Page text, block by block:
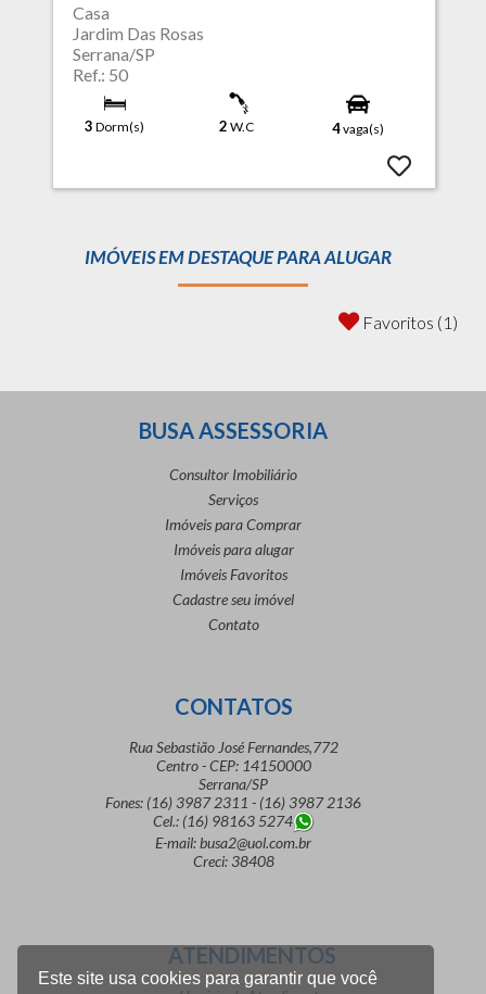
Este site usa cookies para garantir que você
Casa
Jardim Das Rosas
Serrana/SP
Ref.: 50
3 Dorm(s) 2 W.C 4vaga(s)
IMÓVEIS EM DESTAQUE PARA ALUGAR
Favoritos (1)
BUSA ASSESSORIA
Consultor Imobiliário
Serviços
Imóveis para Comprar
Imóveis para alugar
Imóveis Favoritos
Cadastre seu imóvel
Contato
CONTATOS
Rua Sebastião José Fernandes,772
Centro - CEP: 14150000
Serrana/SP
Fones: (16) 3987 2311 - (16) 3987 2136
Cel.: (16) 98163 5274
E-mail: busa2@uol.com.br
Creci: 38408
ATENDIMENTOS